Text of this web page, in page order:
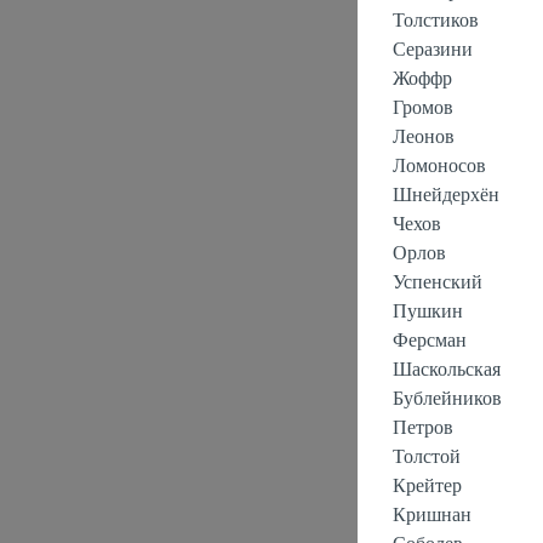
Толстиков
Серазини
Жоффр
Громов
Леонов
Ломоносов
Шнейдерхён
Чехов
Орлов
Успенский
Пушкин
Ферсман
Шаскольская
Бублейников
Петров
Толстой
Крейтер
Кришнан